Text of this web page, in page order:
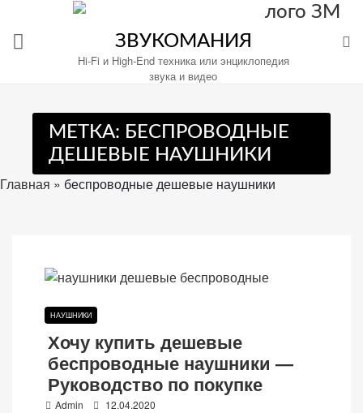
содержимому
ЗВУКОМАНИЯ
Hi-Fi и High-End техника или энциклопедия
звука и видео
МЕТКА: БЕСПРОВОДНЫЕ
ДЕШЕВЫЕ НАУШНИКИ
Главная » беспроводные дешевые наушники
НАУШНИКИ
Хочу купить дешевые
беспроводные наушники —
Руководство по покупке
Admin 12.04.2020
Настройте
файлы
cookie
для